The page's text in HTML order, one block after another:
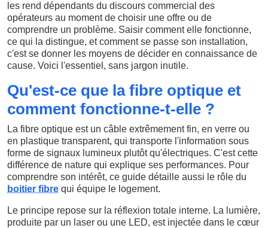
les rend dépendants du discours commercial des
opérateurs au moment de choisir une offre ou de
comprendre un problème. Saisir comment elle fonctionne,
ce qui la distingue, et comment se passe son installation,
c'est se donner les moyens de décider en connaissance de
cause. Voici l'essentiel, sans jargon inutile.
Qu'est-ce que la fibre optique et
comment fonctionne-t-elle ?
La fibre optique est un câble extrêmement fin, en verre ou
en plastique transparent, qui transporte l'information sous
forme de signaux lumineux plutôt qu'électriques. C'est cette
différence de nature qui explique ses performances. Pour
comprendre son intérêt, ce guide détaille aussi le rôle du
boitier fibre qui équipe le logement.
Le principe repose sur la réflexion totale interne. La lumière,
produite par un laser ou une LED, est injectée dans le cœur